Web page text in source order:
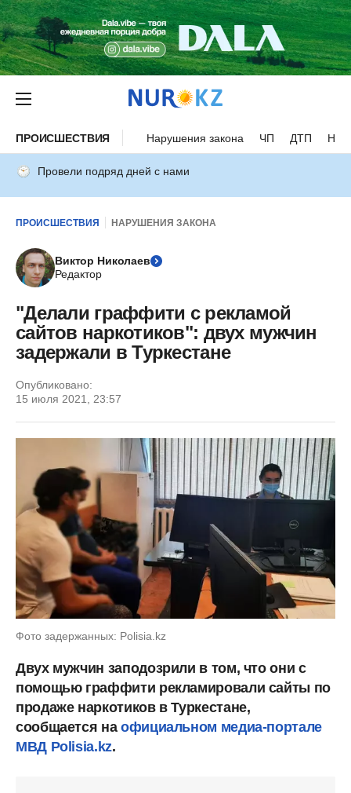
ПРОИСШЕСТВИЯ Нарушения закона ЧП ДТП
Провели подряд дней с нами
ПРОИСШЕСТВИЯ НАРУШЕНИЯ ЗАКОНА
Виктор Николаев
Редактор
"Делали граффити с рекламой
сайтов наркотиков": двух мужчин
задержали в Туркестане
Опубликовано:
15 июля 2021, 23:57
Фото задержанных: Polisia.kz
Двух мужчин заподозрили в том, что они с
помощью граффити рекламировали сайты по
продаже наркотиков в Туркестане,
сообщается на официальном медиа-портале
МВД Polisia.kz.